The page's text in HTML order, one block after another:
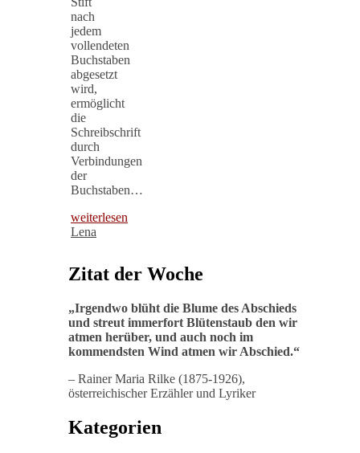
nach
jedem
vollendeten
Buchstaben
abgesetzt
wird,
ermöglicht
die
Schreibschrift
durch
Verbindungen
der
Buchstaben…
weiterlesen
Lena
Zitat der Woche
„Irgendwo blüht die Blume des Abschieds
und streut immerfort Blütenstaub den wir
atmen herüber, und auch noch im
kommendsten Wind atmen wir Abschied.“
– Rainer Maria Rilke (1875-1926),
österreichischer Erzähler und Lyriker
Kategorien